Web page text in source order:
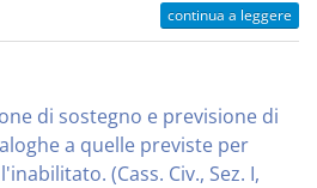
continua a leggere
di sostegno e previsione di
a quelle previste per
(Cass. Civ., Sez. I,